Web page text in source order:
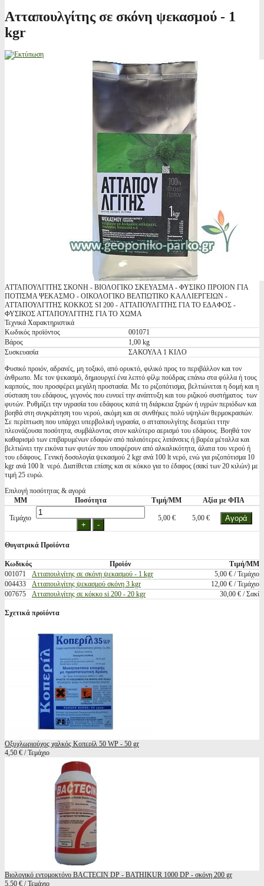
Ατταπουλγίτης σε σκόνη ψεκασμού - 1
kgr
ΑΤΤΑΠΟΥΛΓΙΤΗΣ ΣΚΟΝΗ - ΒΙΟΛΟΓΙΚΟ ΣΚΕΥΑΣΜΑ - ΦΥΣΙΚΟ ΠΡΟΙΟΝ ΓΙΑ
ΠΟΤΙΣΜΑ ΨΕΚΑΣΜΟ - ΟΙΚΟΛΟΓΙΚΟ ΒΕΛΤΙΩΤΙΚΟ ΚΑΛΛΙΕΡΓΕΙΩΝ -
ΑΤΤΑΠΟΥΛΓΙΤΗΣ ΚΟΚΚΟΣ SI 200 - ΑΤΤΑΠΟΥΛΓΙΤΗΣ ΓΙΑ ΤΟ ΕΔΑΦΟΣ -
ΦΥΣΙΚΟΣ ΑΤΤΑΠΟΥΛΓΙΤΗΣ ΓΙΑ ΤΟ ΧΩΜΑ
Τεχνικά Χαρακτηριστικά
Κωδικός προϊόντος
001071
Βάρος
1,00 kg
Συσκευασία
ΣΑΚΟΥΛΑ 1 ΚΙΛΟ
Φυσικό προιόν, αδρανές, μη τοξικό, από ορυκτό, φιλικό προς το περιβάλλον και τον
άνθρωπο. Με τον ψεκασμό, δημιουργεί ένα λεπτό φίλμ πούδρας επάνω στα φύλλα ή τους
καρπούς, που προσφέρει μεγάλη προστασία. Με το ριζοπότισμα, βελτιώνεται η δομή και η
σύσταση του εδάφους, γεγονός που ευνοεί την ανάπτυξη και του ριζικού συστήματος των
φυτών. Ρυθμίζει την υγρασία του εδάφους κατά τη διάρκεια ξηρών ή υγρών περιόδων και
βοηθά στη συγκράτηση του νερού, ακόμη και σε συνθήκες πολύ υψηλών θερμοκρασιών.
Σε περίπτωση που υπάρχει υπερβολική υγρασία, ο ατταπουλγίτης δεσμεύει ττην
πλεονάζουσα ποσότητα, συμβάλοντας στον καλύτερο αερισμό του εδάφους. Βοηθά τον
καθαρισμό των επιβαρυμένων εδαφών από παλαιότερες λιπάνσεις ή βαρέα μέταλλα και
βελτιώνει την εικόνα των φυτών που υποφέρουν από αλκαλικότητα, άλατα του νερού ή
του εδάφους. Γενική δοσολογία ψεκασμού 2 kgr ανά 100 lt νερό, ενώ για ριζοπότισμα 10
kgr ανά 100 lt νερό. Διατίθεται επίσης και σε κόκκο για το έδαφος (σακί των 20 κιλών) με
τιμή 25 ευρώ.
Επιλογή ποσότητας & αγορά
ΜΜ
Ποσότητα Τιμή/ΜΜ Αξία με ΦΠΑ
Τεμάχιο 5,00 € 5,00 €
Θυγατρικά Προϊόντα
Κωδικός Προϊόν
Τιμή/ΜΜ
001071
Ατταπουλγίτης σε σκόνη ψεκασμού - 1 kgr
5,00 € / Τεμάχιο
004433
Ατταπουλγίτης ψεκασμού σκόνη 3 kgr
12,00 € / Τεμάχιο
007675
Ατταπουλγίτης σε κόκκο si 200 - 20 kgr 30,00 € / Σακί
Σχετικά προϊόντα
Οξυχλωριούχος χαλκός Κοπερίλ 50 WP - 50 gr
4,50 € / Τεμάχιο
Βιολογικό εντομοκτόνο BACTECIN DP - BATHIKUR 1000 DP - σκόνη 200 gr
5,50 € / Τεμάχιο